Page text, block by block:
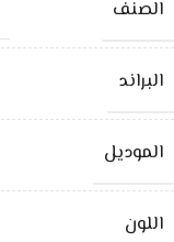
الصنف
البراند
الموديل
اللون